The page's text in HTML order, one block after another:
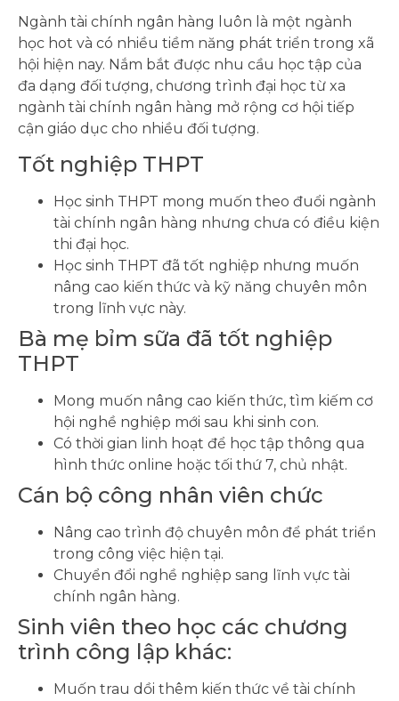
Ngành tài chính ngân hàng luôn là một ngành
học hot và có nhiều tiềm năng phát triển trong xã
hội hiện nay. Nắm bắt được nhu cầu học tập của
đa dạng đối tượng, chương trình đại học từ xa
ngành tài chính ngân hàng mở rộng cơ hội tiếp
cận giáo dục cho nhiều đối tượng.
Tốt nghiệp THPT
Học sinh THPT mong muốn theo đuổi ngành
tài chính ngân hàng nhưng chưa có điều kiện
thi đại học.
Học sinh THPT đã tốt nghiệp nhưng muốn
nâng cao kiến thức và kỹ năng chuyên môn
trong lĩnh vực này.
Bà mẹ bỉm sữa đã tốt nghiệp
THPT
Mong muốn nâng cao kiến thức, tìm kiếm cơ
hội nghề nghiệp mới sau khi sinh con.
Có thời gian linh hoạt để học tập thông qua
hình thức online hoặc tối thứ 7, chủ nhật.
Cán bộ công nhân viên chức
Nâng cao trình độ chuyên môn để phát triển
trong công việc hiện tại.
Chuyển đổi nghề nghiệp sang lĩnh vực tài
chính ngân hàng.
Sinh viên theo học các chương
trình công lập khác:
Muốn trau dồi thêm kiến thức về tài chính